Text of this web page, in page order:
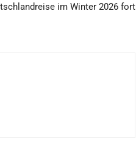
im Winter 2026 fort